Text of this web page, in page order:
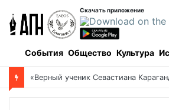
Скачать приложение
События Общество Культура